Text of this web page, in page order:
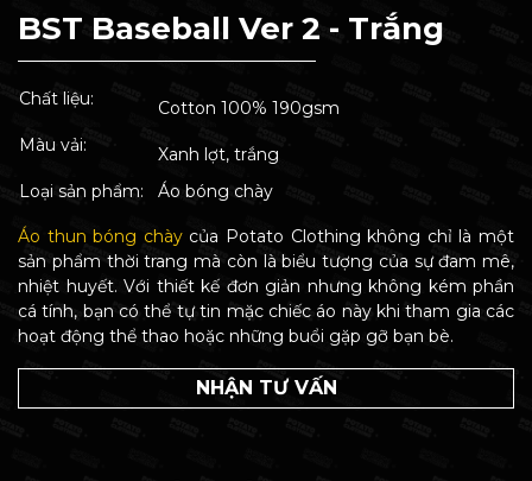
BST Baseball Ver 2 - Trắng
Chất liệu:
Cotton 100% 190gsm
Màu vải:
Xanh lợt, trắng
Loại sản phẩm:
Áo bóng chày
Áo thun bóng chàycủa Potato Clothing không chỉ là một
sản phẩm thời trang mà còn là biểu tượng của sự đam mê,
nhiệt huyết. Với thiết kế đơn giản nhưng không kém phần
cá tính, bạn có thể tự tin mặc chiếc áo này khi tham gia các
hoạt động thể thao hoặc những buổi gặp gỡ bạn bè.
NHẬN TƯ VẤN